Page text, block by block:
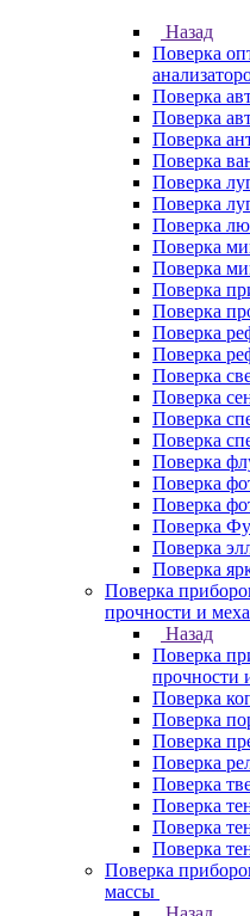
Назад
Поверка
Поверка
Поверка
Поверка
Поверка
Поверка
Поверка
Поверка
Поверка
Поверка
Поверка
Поверка
Поверка
Поверка
Поверка
Поверка
Поверка
Поверка
Поверка
Поверка
Поверка
Поверка
Поверка
Поверка
Поверка
прочности и
Назад
Поверка
прочности
Поверка
Поверка
Поверка
Поверка
Поверка
Поверка
Поверка
Поверка
Поверка
массы